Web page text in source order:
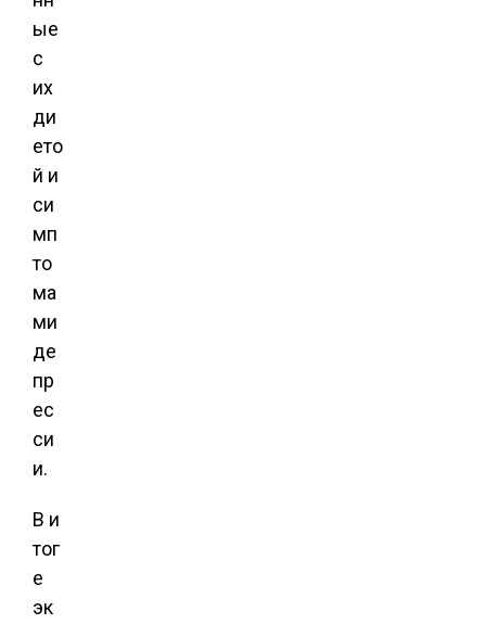
ые
с
их
ди
ето
й и
си
мп
то
ма
ми
де
пр
ес
си
и.
В и
тог
е
эк